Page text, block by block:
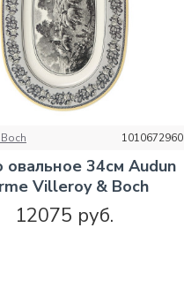
1010672960
34см Audun
Villeroy & Boch
12075 руб.